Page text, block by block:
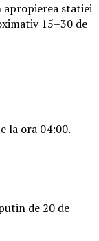
apropierea statiei
15–30 de
la ora 04:00.
de 20 de